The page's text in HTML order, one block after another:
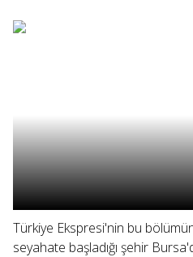
Türkiye Ekspresi'nin bu
seyahate başladığı şehir